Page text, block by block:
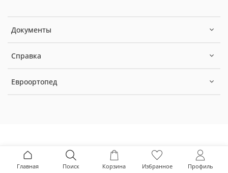
Документы
Справка
Евроортопед
Главная Поиск Корзина Избранное Профиль